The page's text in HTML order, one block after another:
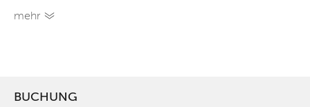
mehr
BUCHUNG